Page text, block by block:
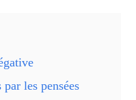
les pensées